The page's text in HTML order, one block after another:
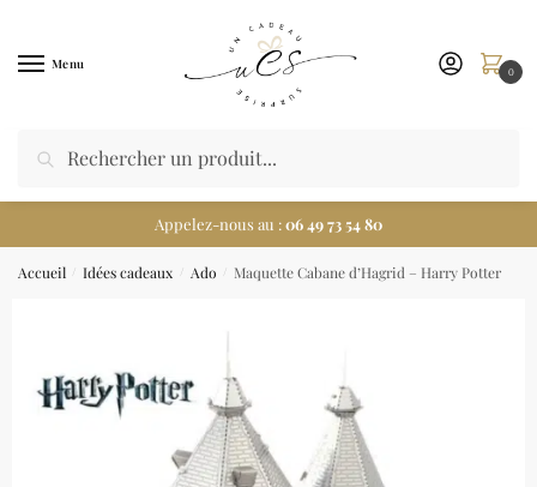
Menu 0
Appelez-nous au :06 49 73 54 80
Accueil Idées cadeaux Ado Maquette Cabane d’Hagrid – Harry Potter